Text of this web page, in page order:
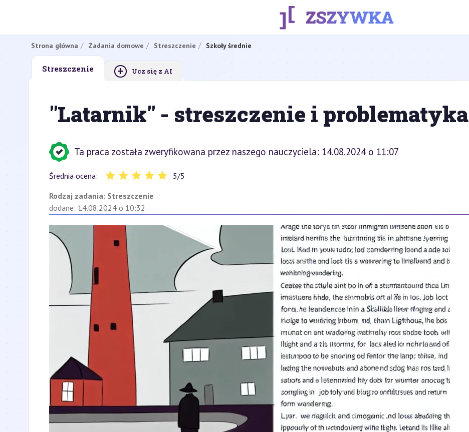
Strona główna Zadania domowe Streszczenie Szkoły średnie
Streszczenie + Ucz się z AI
"Latarnik" - streszczenie i problematyka
Ta praca została zweryfikowana przez naszego nauczyciela: 14.08.2024 o 11:07
Średnia ocena: 5/5
Rodzaj zadania: Streszczenie
dodane: 14.08.2024 o 10:32